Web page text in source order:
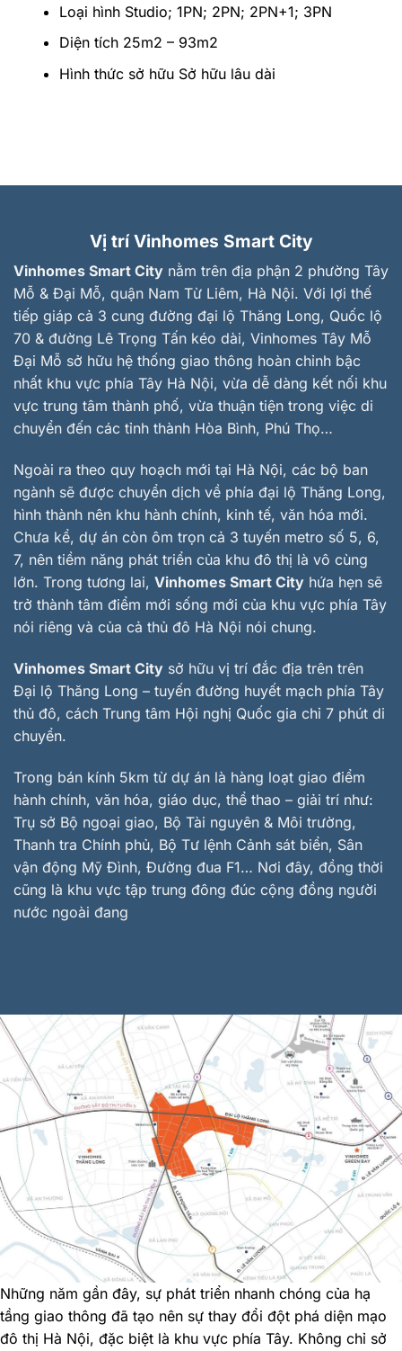
Loại hình Studio; 1PN; 2PN; 2PN+1; 3PN
Diện tích 25m2 – 93m2
Hình thức sở hữu Sở hữu lâu dài
Vị trí Vinhomes Smart City
Vinhomes Smart City nằm trên địa phận 2 phường Tây
Mỗ & Đại Mỗ, quận Nam Từ Liêm, Hà Nội. Với lợi thế
tiếp giáp cả 3 cung đường đại lộ Thăng Long, Quốc lộ
70 & đường Lê Trọng Tấn kéo dài, Vinhomes Tây Mỗ
Đại Mỗ sở hữu hệ thống giao thông hoàn chỉnh bậc
nhất khu vực phía Tây Hà Nội, vừa dễ dàng kết nối khu
vực trung tâm thành phố, vừa thuận tiện trong việc di
chuyển đến các tỉnh thành Hòa Bình, Phú Thọ…
Ngoài ra theo quy hoạch mới tại Hà Nội, các bộ ban
ngành sẽ được chuyển dịch về phía đại lộ Thăng Long,
hình thành nên khu hành chính, kinh tế, văn hóa mới.
Chưa kể, dự án còn ôm trọn cả 3 tuyến metro số 5, 6,
7, nên tiềm năng phát triển của khu đô thị là vô cùng
lớn. Trong tương lai, Vinhomes Smart City hứa hẹn sẽ
trở thành tâm điểm mới sống mới của khu vực phía Tây
nói riêng và của cả thủ đô Hà Nội nói chung.
Vinhomes Smart City sở hữu vị trí đắc địa trên trên
Đại lộ Thăng Long – tuyến đường huyết mạch phía Tây
thủ đô, cách Trung tâm Hội nghị Quốc gia chỉ 7 phút di
chuyển.
Trong bán kính 5km từ dự án là hàng loạt giao điểm
hành chính, văn hóa, giáo dục, thể thao – giải trí như:
Trụ sở Bộ ngoại giao, Bộ Tài nguyên & Môi trường,
Thanh tra Chính phủ, Bộ Tư lệnh Cảnh sát biển, Sân
vận động Mỹ Đình, Đường đua F1… Nơi đây, đồng thời
cũng là khu vực tập trung đông đúc cộng đồng người
nước ngoài đang
Những năm gần đây, sự phát triển nhanh chóng của hạ
tầng giao thông đã tạo nên sự thay đổi đột phá diện mạo
đô thị Hà Nội, đặc biệt là khu vực phía Tây. Không chỉ sở